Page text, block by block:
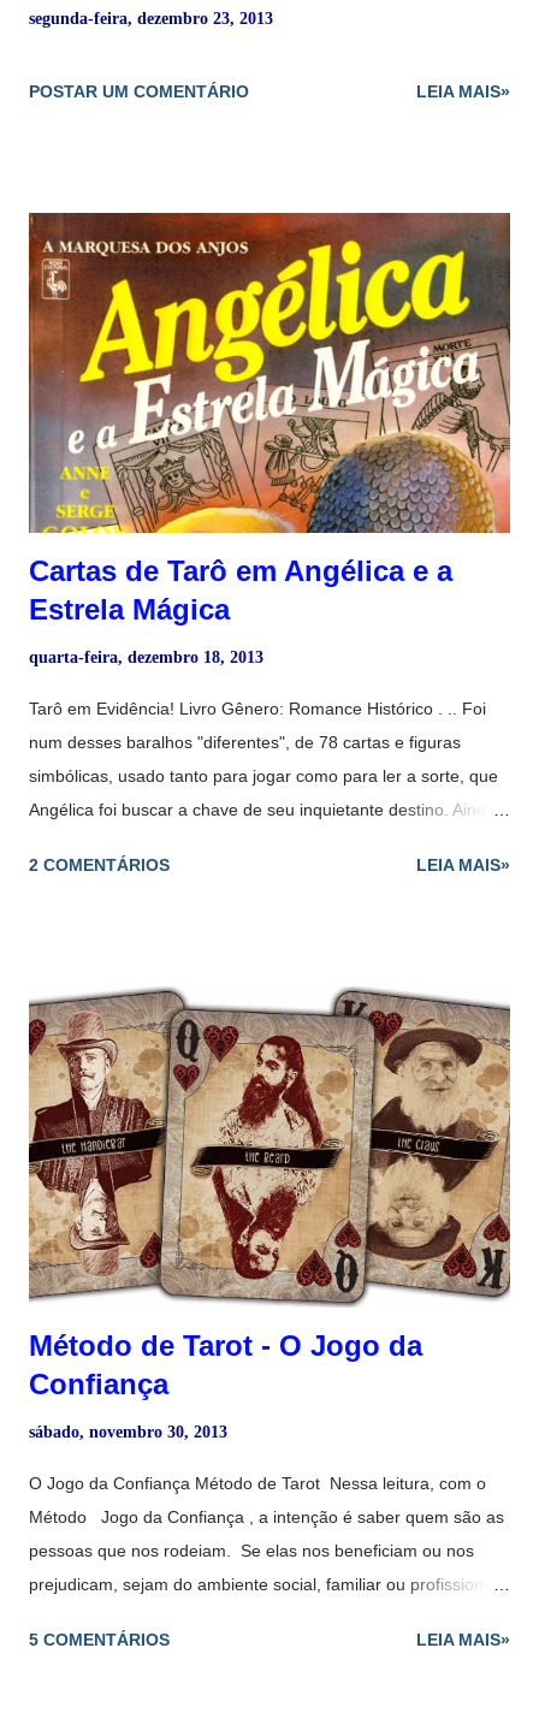
segunda-feira, dezembro 23, 2013
POSTAR UM COMENTÁRIO LEIA MAIS»
Cartas de Tarô em Angélica e a
Estrela Mágica
quarta-feira, dezembro 18, 2013
Tarô em Evidência! Livro Gênero: Romance Histórico . .. Foi
num desses baralhos "diferentes", de 78 cartas e figuras
simbólicas, usado tanto para jogar como para ler a sorte, que
Angélica foi buscar a chave de seu inquietante destino. Ainda
videntes de Salem lhe -prometiam, nas misteriosas cartas do
das cartas do Taro. Sobre uma lápide de granito saliente, uma
a uma, a vidente dispôs as lâminas encantadas que tirara de
uma grande bolsa de veludo: a Carroça, o Louco, a Heroína, o
Arlequim, a Estrela- de-Davi... Ali estavam representadas
todas as forças do Universo. "Sua estrela é bela", comentou a
jovem maga. "Mas você falará com um homem morto." Título:
Angélica e a estrela mágica Autor: Anne e...
2 COMENTÁRIOS LEIA MAIS»
Método de Tarot - O Jogo da
Confiança
sábado, novembro 30, 2013
O Jogo da Confiança Método de Tarot Nessa leitura, com o
Método Jogo da Confiança , a intenção é saber quem são as
pessoas que nos rodeiam. Se elas nos beneficiam ou nos
prejudicam, sejam do ambiente social, familiar ou profissional.
Pajens). Com o Baralho de Tarot em mãos, separe as cartas
5 COMENTÁRIOS LEIA MAIS»